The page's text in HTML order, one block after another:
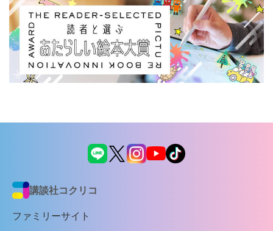
講談社コクリコ
ファミリーサイト